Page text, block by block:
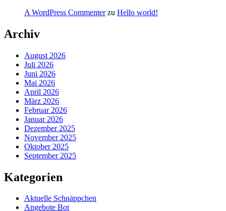
A WordPress Commenterzu Hello world!
Archiv
August 2026
Juli 2026
Juni 2026
Mai 2026
April 2026
März 2026
Februar 2026
Januar 2026
Dezember 2025
November 2025
Oktober 2025
September 2025
Kategorien
Aktuelle Schnäppchen
Angebote Bot